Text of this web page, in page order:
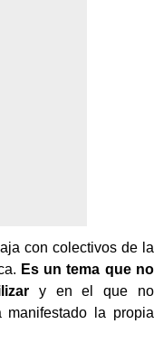
con colectivos de la
Es un tema que no
y en el que no
la propia